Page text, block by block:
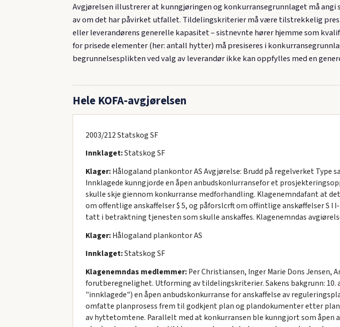
Avgjørelsen illustrerer at kunngjøringen og konkurransegrunnlaget må
av om det har påvirket utfallet. Tildelingskriterier må være tilstrekkelig
eller leverandørens generelle kapasitet – sistnevnte hører hjemme som
for prisede elementer (her: antall hytter) må presiseres i
begrunnelsesplikten ved valg av leverandør ikke kan oppfylles med en
Hele KOFA-avgjørelsen
2003/212 Statskog SF
Innklaget:Statskog SF
Klager:Hålogaland plankontor AS Avgjørelse: Brudd på regelverket Type
Innklagede kunngjorde en åpen anbudskonlurransefor et
skulle skje giennom konkurranse medforhandling. Klagenemndafant at
om offentlige anskaffelser $ 5, og påforslcrft om offintlige anskøffelser S
tatt i betraktning tjenesten som skulle anskaffes. Klagenemndas
Klager:Hålogaland plankontor AS
Innklaget:Statskog SF
Klagenemndas medlemmer:Per Christiansen, Inger Marie Dons Jensen,
forutberegnelighet. Utforming av tildelingskriterier. Sakens bakgrunn:
"innklagede") en åpen anbudskonkurranse for anskaffelse av
omfatte planprosess frem til godkjent plan og plandokumenter etter
av hyttetomtene. Parallelt med at konkurransen ble kunngjort som åpen